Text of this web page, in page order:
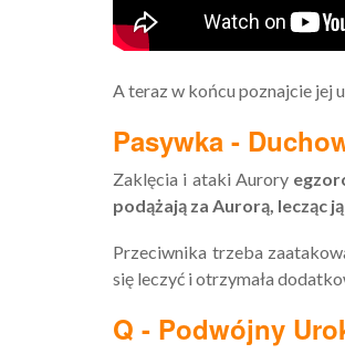
A teraz w końcu poznajcie jej
Pasywka -
Zaklęcia i ataki Aurory
podążają za Aurorą, lecząc
Przeciwnika trzeba
się leczyć i otrzymała
Q - Podwójny